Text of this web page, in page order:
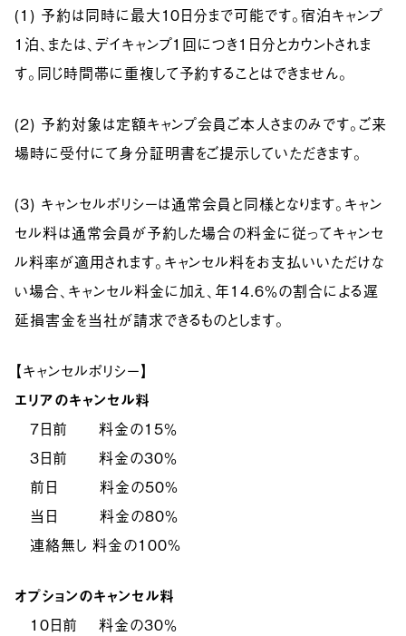
(1) 予約は同時に最大10日分まで可能です。宿泊キャンプ
1泊、または、デイキャンプ1回につき1日分とカウントされま
す。同じ時間帯に重複して予約することはできません。
(2) 予約対象は定額キャンプ会員ご本人さまのみです。ご来
場時に受付にて身分証明書をご提示していただきます。
(3) キャンセルポリシーは通常会員と同様となります。キャン
セル料は通常会員が予約した場合の料金に従ってキャンセ
ル料率が適用されます。キャンセル料をお支払いいただけな
い場合、キャンセル料金に加え、年14.6％の割合による遅
延損害金を当社が請求できるものとします。
【キャンセルポリシー】
エリアのキャンセル料
7日前 料金の15％
3日前 料金の30％
前日 料金の50%
当日 料金の80％
連絡無し 料金の100%
オプションのキャンセル料
10日前 料金の30％